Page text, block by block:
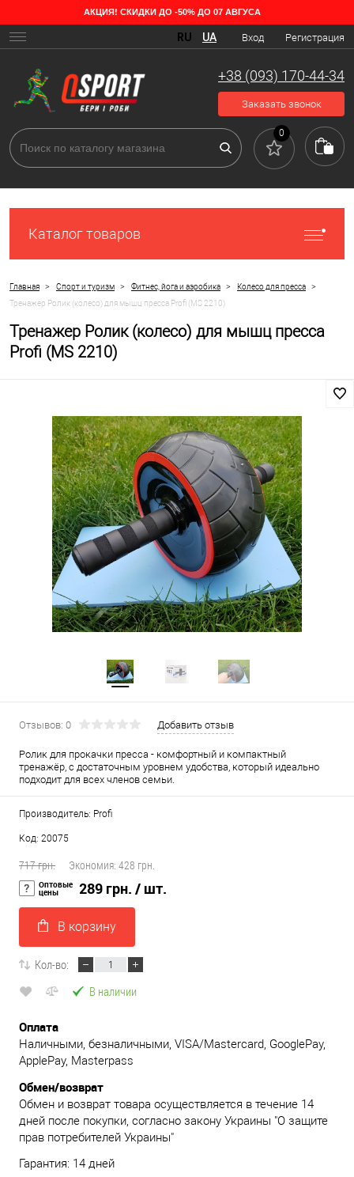
АКЦИЯ! СКИДКИ ДО -50% ДО 07 АВГУСА
Вход Регистрация
RU UA
+38 (093) 170-44-34
Заказать звонок
0
Каталог товаров
Главная > Спорт и туризм > Фитнес, йога и аэробика > Колесо для пресса >
Тренажер Ролик (колесо) для мышц пресса Profi (MS 2210)
Тренажер Ролик (колесо) для мышц пресса
Profi (MS 2210)
Отзывов: 0 Добавить отзыв
Ролик для прокачки пресса - комфортный и компактный
тренажёр, с достаточным уровнем удобства, который идеально
подходит для всех членов семьи.
Производитель: Profi
Код: 20075
717 грн. Экономия: 428 грн.
Оптовые
цены 289 грн. / шт.
В корзину
Кол-во:
В наличии
Оплата
Наличными, безналичными, VISA/Mastercard, GooglePay,
ApplePay, Masterpass
Обмен/возврат
Обмен и возврат товара осуществляется в течение 14
дней после покупки, согласно закону Украины "О защите
прав потребителей Украины"
Гарантия: 14 дней